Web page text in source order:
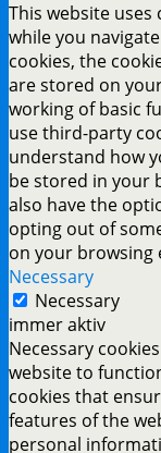
This website
while you
cookies, the
are stored on
working of basic
use third-party
understand how
be stored in your
also have the
opting out of
on your browsing
Necessary
Necessary
immer aktiv
Necessary
website to
cookies that
features of the
personal